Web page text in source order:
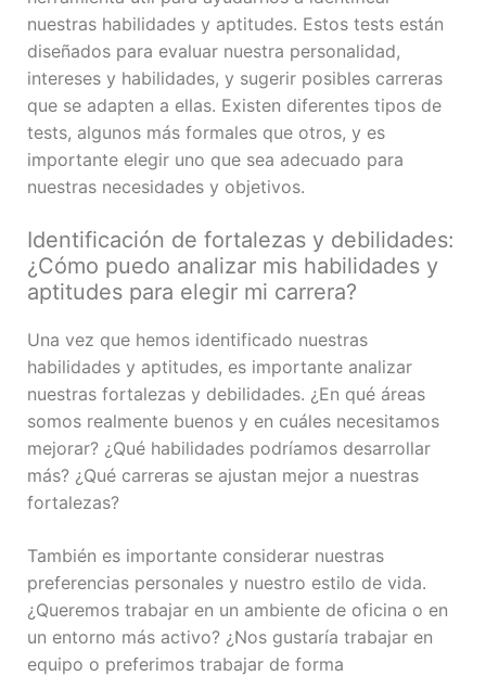
nuestras habilidades y aptitudes. Estos tests están
diseñados para evaluar nuestra personalidad,
intereses y habilidades, y sugerir posibles carreras
que se adapten a ellas. Existen diferentes tipos de
tests, algunos más formales que otros, y es
importante elegir uno que sea adecuado para
nuestras necesidades y objetivos.
Identificación de fortalezas y debilidades:
¿Cómo puedo analizar mis habilidades y
aptitudes para elegir mi carrera?
Una vez que hemos identificado nuestras
habilidades y aptitudes, es importante analizar
nuestras fortalezas y debilidades. ¿En qué áreas
somos realmente buenos y en cuáles necesitamos
mejorar? ¿Qué habilidades podríamos desarrollar
más? ¿Qué carreras se ajustan mejor a nuestras
fortalezas?
También es importante considerar nuestras
preferencias personales y nuestro estilo de vida.
¿Queremos trabajar en un ambiente de oficina o en
un entorno más activo? ¿Nos gustaría trabajar en
equipo o preferimos trabajar de forma